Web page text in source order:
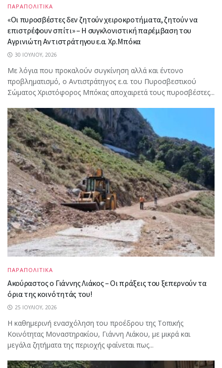
ΠΑΡΑΠΟΛΙΤΙΚΑ
«Οι πυροσβέστες δεν ζητούν χειροκροτήματα, ζητούν να
επιστρέφουν σπίτι» – Η συγκλονιστική παρέμβαση του
Αγρινιώτη Αντιστράτηγου ε.α. Χρ.Μπόκα
30 ΙΟΥΛΊΟΥ, 2026
Με λόγια που προκαλούν συγκίνηση αλλά και έντονο
προβληματισμό, ο Αντιστράτηγος ε.α. του Πυροσβεστικού
Σώματος Χριστόφορος Μπόκας αποχαιρετά τους πυροσβέστες...
ΠΑΡΑΠΟΛΙΤΙΚΑ
Ακούραστος ο Γιάννης Λιάκος – Οι πράξεις του ξεπερνούν τα
όρια της κοινότητάς του!
25 ΙΟΥΛΊΟΥ, 2026
Η καθημερινή ενασχόληση του προέδρου της Τοπικής
Κοινότητας Μοναστηρακίου, Γιάννη Λιάκου, με μικρά και
μεγάλα ζητήματα της περιοχής φαίνεται πως...